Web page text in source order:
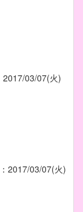
2017/03/07(火)
： 2017/03/07(火)